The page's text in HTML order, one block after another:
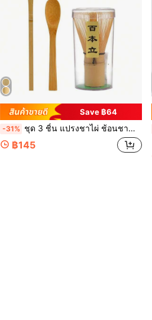
Save ฿64
-31% ชุด 3 ชิ้น แปรงชาไผ่ ช้อนชาสำหรับชามัทฉะ และพาสโทลชา อุปกรณ์ทำชา กลับโรงเรียน
฿145